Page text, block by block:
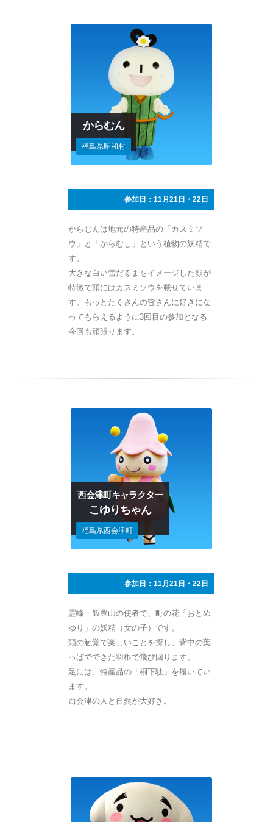
からむん
福島県昭和村
参加日：11月21日・22日
からむんは地元の特産品の「カスミソ
ウ」と「からむし」という植物の妖精で
す。
大きな白い雪だるまをイメージした顔が
特徴で頭にはカスミソウを載せていま
す。もっとたくさんの皆さんに好きにな
ってもらえるように3回目の参加となる
今回も頑張ります。
西会津町キャラクター
こゆりちゃん
福島県西会津町
参加日：11月21日・22日
霊峰・飯豊山の使者で、町の花「おとめ
ゆり」の妖精（女の子）です。
頭の触覚で楽しいことを探し、背中の葉
っぱでできた羽根で飛び回ります。
足には、特産品の「桐下駄」を履いてい
ます。
西会津の人と自然が大好き。